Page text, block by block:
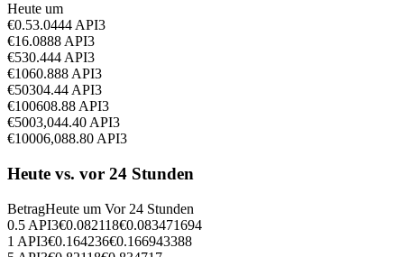
Heute um
€0.53.0444API3
€16.0888API3
€530.444API3
€1060.888API3
€50304.44API3
€100608.88API3
€5003,044.40API3
€10006,088.80API3
Heute vs. vor 24 Stunden
BetragHeute um Vor 24 Stunden
0.5 API3€0.082118€0.083471694
1 API3€0.164236€0.166943388